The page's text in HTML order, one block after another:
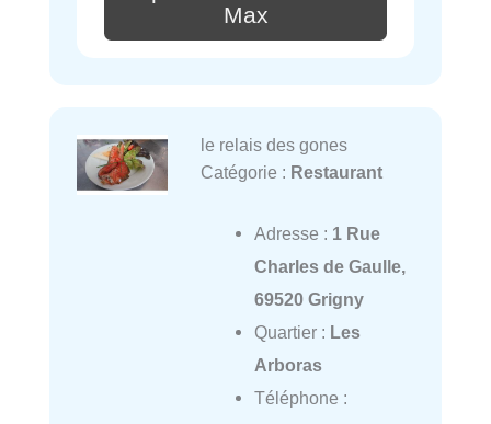
Max
le relais des gones
Catégorie : Restaurant
Adresse : 1 Rue
Charles de Gaulle,
69520 Grigny
Quartier : Les
Arboras
Téléphone :